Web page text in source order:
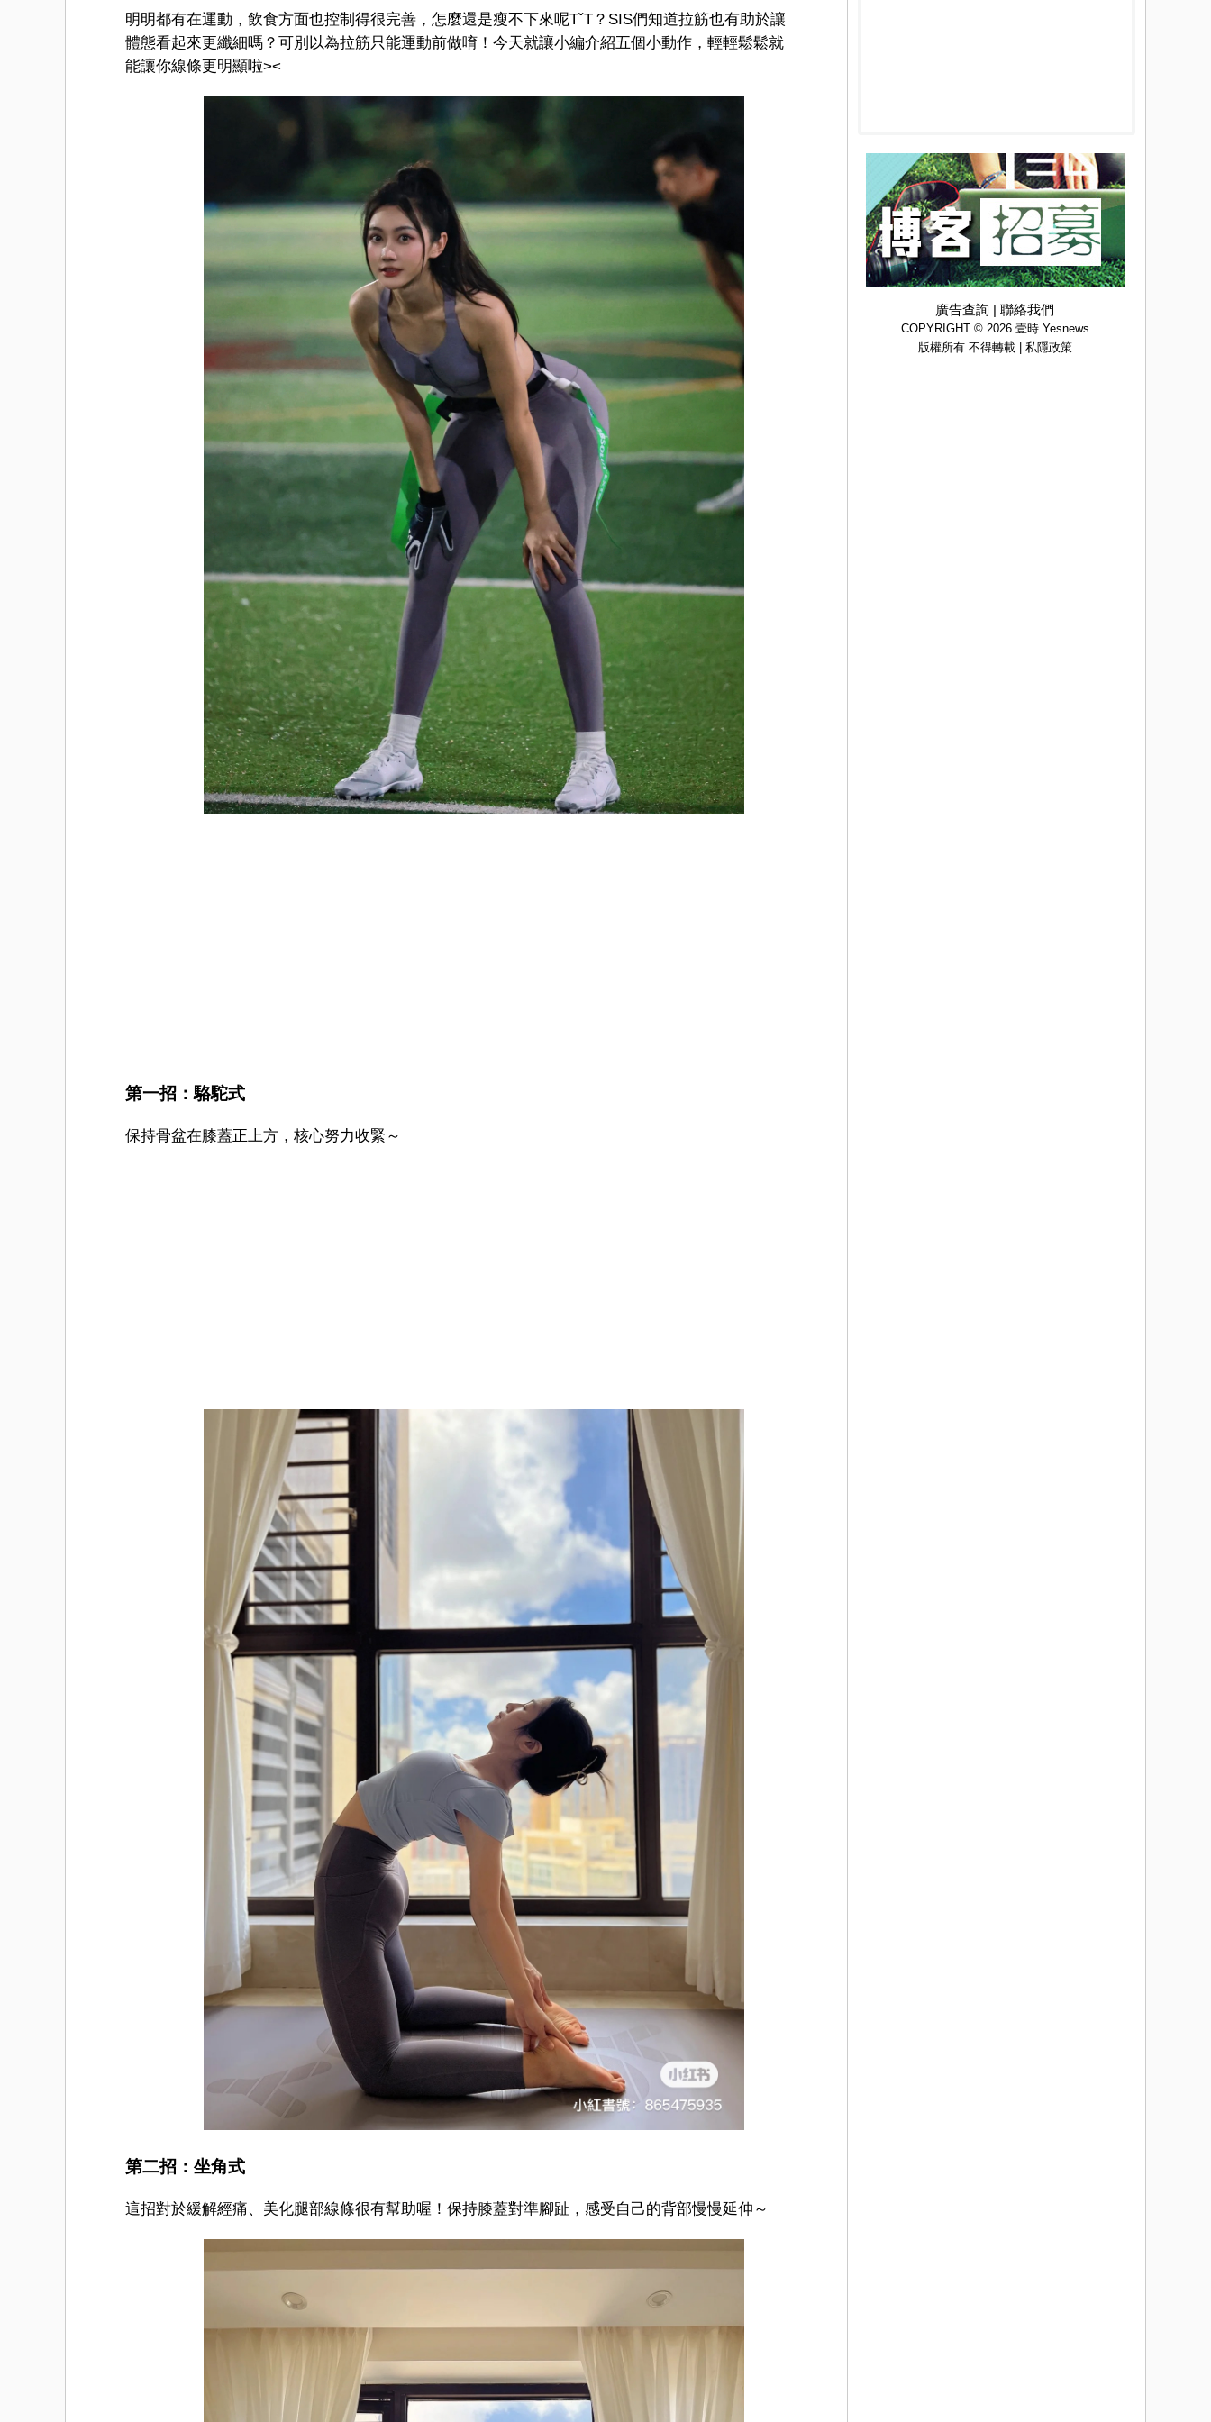
明明都有在運動，飲食方面也控制得很完善，怎麼還是瘦不下來呢TˇT？SIS們知道拉筋也有助於讓
體態看起來更纖細嗎？可別以為拉筋只能運動前做唷！今天就讓小編介紹五個小動作，輕輕鬆鬆就
能讓你線條更明顯啦><
第一招：駱駝式
保持骨盆在膝蓋正上方，核心努力收緊～
第二招：坐角式
這招對於緩解經痛、美化腿部線條很有幫助喔！保持膝蓋對準腳趾，感受自己的背部慢慢延伸～
廣告查詢 | 聯絡我們
COPYRIGHT © 2026 壹時 Yesnews
版權所有 不得轉載 | 私隱政策